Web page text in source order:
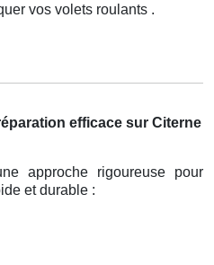
vos volets roulants .
efficace sur Citerne
approche rigoureuse pour
et durable :